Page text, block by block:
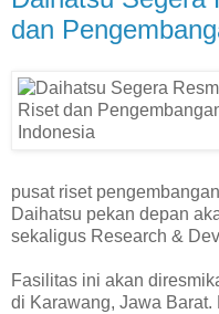
dan
pusat riset
Daihatsu pekan depan
sekaligus Research &
Fasilitas ini akan
di Karawang, Jawa